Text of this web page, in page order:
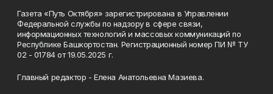
Газета «Путь Октября» зарегистрирована в Управлении
Федеральной службы по надзору в сфере связи,
информационных технологий и массовых коммуникаций по
Республике Башкортостан. Регистрационный номер ПИ № ТУ
02 - 01784 от 19.05.2025 г.
Главный редактор - Елена Анатольевна Мазиева.